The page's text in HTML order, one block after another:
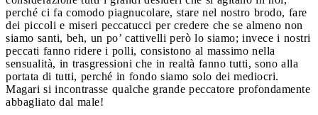
perché ci fa comodo piagnucolare, stare nel nostro brodo, fare
dei piccoli e miseri peccatucci per credere che se almeno non
siamo santi, beh, un po’ cattivelli però lo siamo; invece i nostri
peccati fanno ridere i polli, consistono al massimo nella
sensualità, in trasgressioni che in realtà fanno tutti, sono alla
portata di tutti, perché in fondo siamo solo dei mediocri.
Magari si incontrasse qualche grande peccatore profondamente
abbagliato dal male!